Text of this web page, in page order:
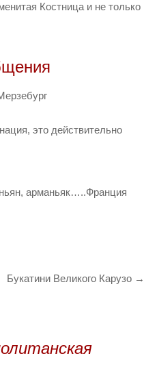
Костница и не только
это действительно
арманьяк…..Франция
Букатини Великого Карузо →